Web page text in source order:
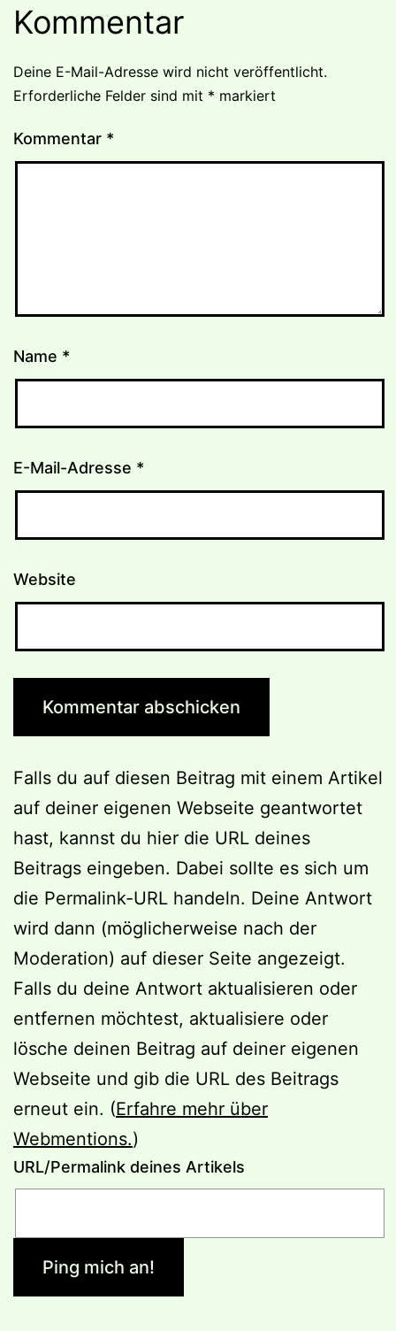
Kommentar
Deine E-Mail-Adresse wird nicht veröffentlicht.
Erforderliche Felder sind mit * markiert
Kommentar *
Name *
E-Mail-Adresse *
Website
Falls du auf diesen Beitrag mit einem Artikel
auf deiner eigenen Webseite geantwortet
hast, kannst du hier die URL deines
Beitrags eingeben. Dabei sollte es sich um
die Permalink-URL handeln. Deine Antwort
wird dann (möglicherweise nach der
Moderation) auf dieser Seite angezeigt.
Falls du deine Antwort aktualisieren oder
entfernen möchtest, aktualisiere oder
lösche deinen Beitrag auf deiner eigenen
Webseite und gib die URL des Beitrags
erneut ein. (Erfahre mehr über
Webmentions.)
URL/Permalink deines Artikels